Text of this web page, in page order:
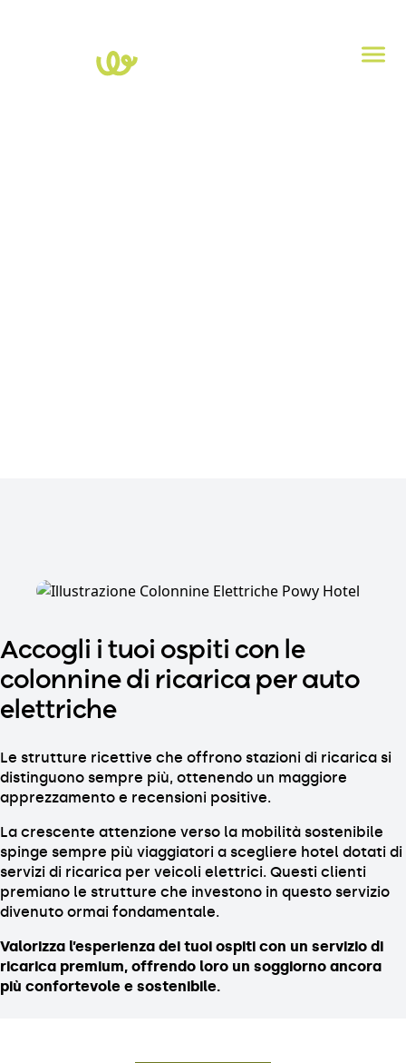
Accogli i tuoi ospiti con le
colonnine di ricarica per auto
elettriche
Le strutture ricettive che offrono stazioni di ricarica si
distinguono sempre più, ottenendo un maggiore
apprezzamento e recensioni positive.
La crescente attenzione verso la mobilità sostenibile
spinge sempre più viaggiatori a scegliere hotel dotati di
servizi di ricarica per veicoli elettrici. Questi clienti
premiano le strutture che investono in questo servizio
divenuto ormai fondamentale.
Valorizza l’esperienza dei tuoi ospiti con un servizio di
ricarica premium, offrendo loro un soggiorno ancora
più confortevole e sostenibile.